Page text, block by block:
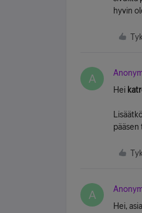
hyvin
A
Hei
pääsen
A
Hei,